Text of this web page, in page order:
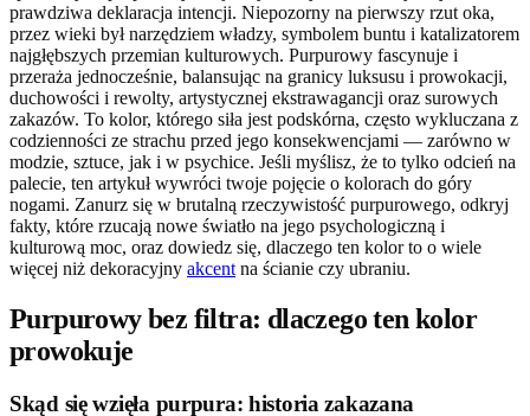
prawdziwa deklaracja intencji. Niepozorny na pierwszy rzut oka,
przez wieki był narzędziem władzy, symbolem buntu i katalizatorem
najgłębszych przemian kulturowych. Purpurowy fascynuje i
przeraża jednocześnie, balansując na granicy luksusu i prowokacji,
duchowości i rewolty, artystycznej ekstrawagancji oraz surowych
zakazów. To kolor, którego siła jest podskórna, często wykluczana z
codzienności ze strachu przed jego konsekwencjami — zarówno w
modzie, sztuce, jak i w psychice. Jeśli myślisz, że to tylko odcień na
palecie, ten artykuł wywróci twoje pojęcie o kolorach do góry
nogami. Zanurz się w brutalną rzeczywistość purpurowego, odkryj
fakty, które rzucają nowe światło na jego psychologiczną i
kulturową moc, oraz dowiedz się, dlaczego ten kolor to o wiele
więcej niż dekoracyjny akcent na ścianie czy ubraniu.
Purpurowy bez filtra: dlaczego ten kolor
prowokuje
Skąd się wzięła purpura: historia zakazana